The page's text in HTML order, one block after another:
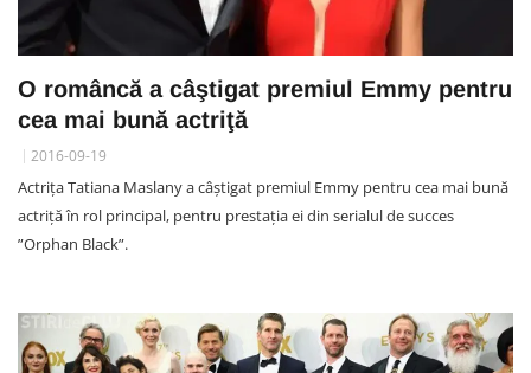
O româncă a câştigat premiul Emmy pentru
cea mai bună actriţă
2016-09-19
Actrița Tatiana Maslany a câștigat premiul Emmy pentru cea mai bună
actriţă în rol principal, pentru prestaţia ei din serialul de succes
”Orphan Black”.